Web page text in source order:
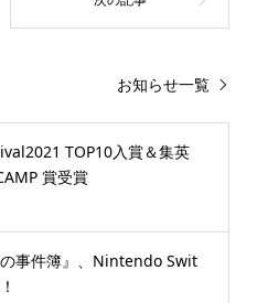
お知らせ一覧
TOP10入賞＆集英
賞受賞
事件簿』、Nintendo Swit